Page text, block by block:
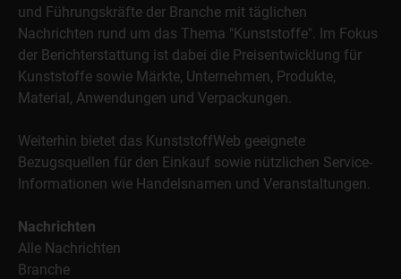
und Führungskräfte der Branche mit täglichen
Nachrichten rund um das Thema "Kunststoffe". Im Fokus
der Berichterstattung ist dabei die Preisentwicklung für
Kunststoffe sowie Märkte, Unternehmen, Produkte,
Material, Anwendungen und Verpackungen.
Weiterhin bietet das KunststoffWeb geeignete
Bezugsquellen für den Einkauf sowie nützlichen Service-
Informationen wie Handelsnamen und Veranstaltungen.
Nachrichten
Alle Nachrichten
Branche